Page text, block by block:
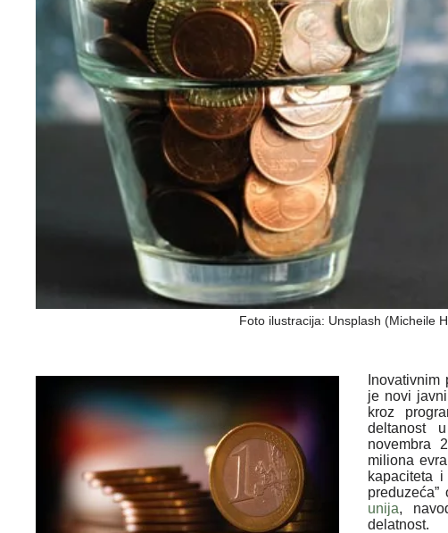
Foto ilustracija: Unsplash (Micheile
je novi
kroz
deltanost
novembra
miliona
kapaciteta
unija,
delatnost.